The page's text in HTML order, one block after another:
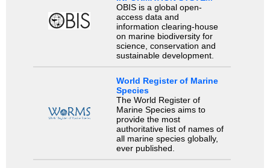
OBIS is a global open-
access data and
information clearing-house
on marine biodiversity for
science, conservation and
sustainable development.
World Register of Marine
Species
The World Register of
Marine Species aims to
provide the most
authoritative list of names of
all marine species globally,
ever published.